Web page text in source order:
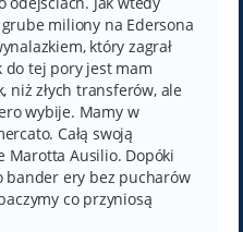
miliony na Edersona
który zagrał
do tej pory jest mam
niż złych transferów, ale
wybije. Mamy w
Całą swoją
Marotta Ausilio. Dopóki
ery bez pucharów
co przyniosą